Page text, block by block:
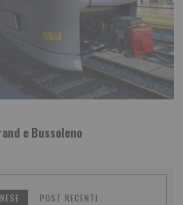
e Bussoleno
POST RECENTI